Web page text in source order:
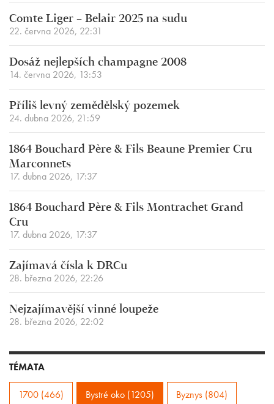
Comte Liger – Belair 2025 na sudu
22. června 2026, 22:31
Dosáž nejlepších champagne 2008
14. června 2026, 13:53
Příliš levný zemědělský pozemek
24. dubna 2026, 21:59
1864 Bouchard Père & Fils Beaune Premier Cru
Marconnets
17. dubna 2026, 17:37
1864 Bouchard Père & Fils Montrachet Grand
Cru
17. dubna 2026, 17:37
Zajímavá čísla k DRCu
28. března 2026, 22:26
Nejzajímavější vinné loupeže
28. března 2026, 22:02
TÉMATA
1700 (466) Bystré oko (1205) Byznys (804)